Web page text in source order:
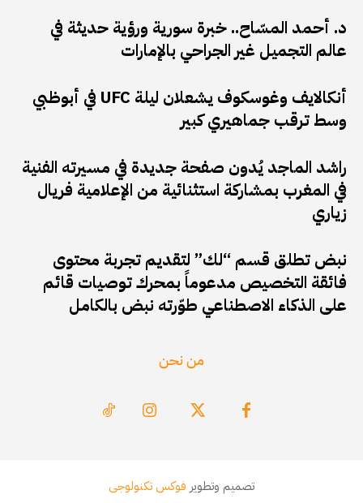
د. أحمد المسّاح.. خبرة سورية ورؤية حديثة في
عالم التجميل غير الجراحي بالإمارات
أنكالايف وغوسكوف يشعلان ليلة UFC في أبوظبي
وسط ترقب جماهيري كبير
راشد الماجد يُدون صفحة جديدة في مسيرته الفنية
في المغرب بمشاركة استثنائية من الإعلامية فريال
زياري
نبض تطلق قسم “لك” لتقديم تجربة محتوى
فائقة التخصيص مدعوماً بمحرك توصيات قائم
على الذكاء الاصطناعي طوّرته نبض بالكامل
من نحن
تصميم وتطوير فوكس تكنولوجى